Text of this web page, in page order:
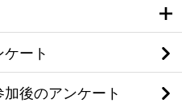
ート
後のアンケート